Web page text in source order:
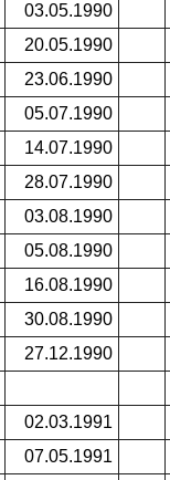
03.05.1990
20.05.1990
23.06.1990
05.07.1990
14.07.1990
28.07.1990
03.08.1990
05.08.1990
16.08.1990
30.08.1990
27.12.1990
02.03.1991
07.05.1991